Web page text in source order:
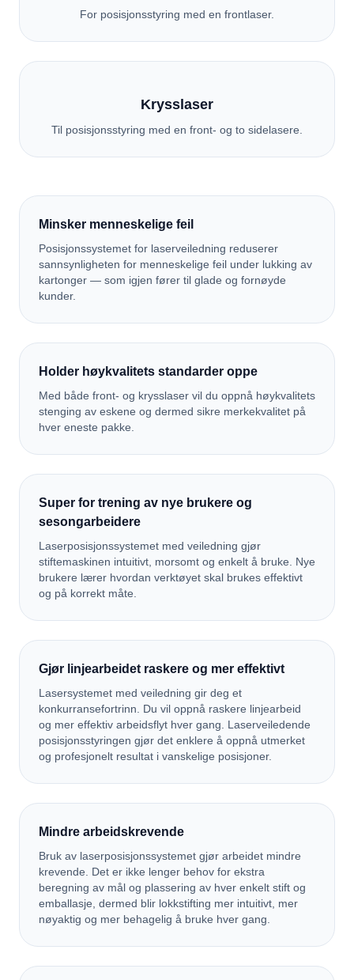
For posisjonsstyring med en frontlaser.
Krysslaser
Til posisjonsstyring med en front- og to sidelasere.
Minsker menneskelige feil
Posisjonssystemet for laserveiledning reduserer
sannsynligheten for menneskelige feil under lukking av
kartonger — som igjen fører til glade og fornøyde
kunder.
Holder høykvalitets standarder oppe
Med både front- og krysslaser vil du oppnå høykvalitets
stenging av eskene og dermed sikre merkekvalitet på
hver eneste pakke.
Super for trening av nye brukere og
sesongarbeidere
Laserposisjonssystemet med veiledning gjør
stiftemaskinen intuitivt, morsomt og enkelt å bruke. Nye
brukere lærer hvordan verktøyet skal brukes effektivt
og på korrekt måte.
Gjør linjearbeidet raskere og mer effektivt
Lasersystemet med veiledning gir deg et
konkurransefortrinn. Du vil oppnå raskere linjearbeid
og mer effektiv arbeidsflyt hver gang. Laserveiledende
posisjonsstyringen gjør det enklere å oppnå utmerket
og profesjonelt resultat i vanskelige posisjoner.
Mindre arbeidskrevende
Bruk av laserposisjonssystemet gjør arbeidet mindre
krevende. Det er ikke lenger behov for ekstra
beregning av mål og plassering av hver enkelt stift og
emballasje, dermed blir lokkstifting mer intuitivt, mer
nøyaktig og mer behagelig å bruke hver gang.